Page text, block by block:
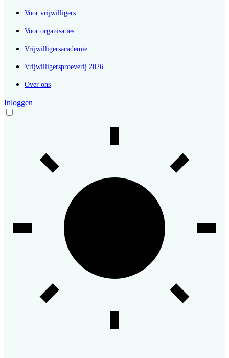
Voor vrijwilligers
Voor organisaties
Vrijwilligersacademie
Vrijwilligersproeverij 2026
Over ons
Inloggen